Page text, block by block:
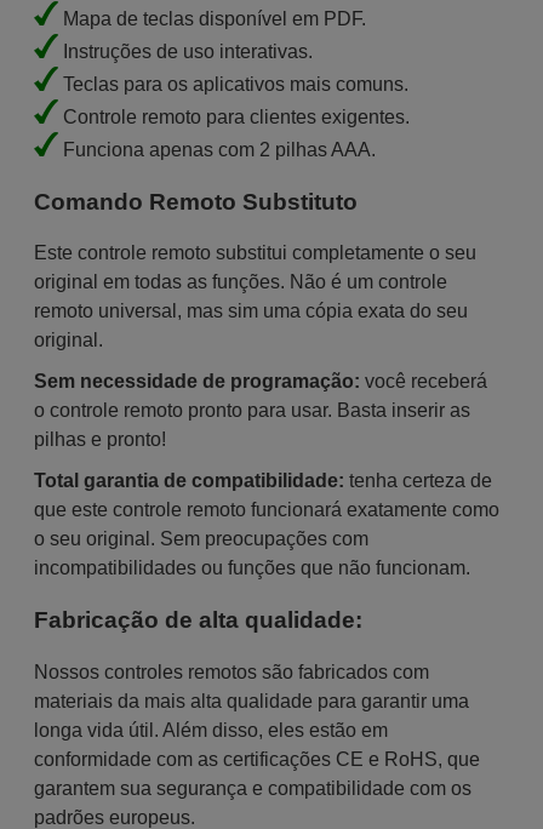
Mapa de teclas disponível em PDF.
Instruções de uso interativas.
Teclas para os aplicativos mais comuns.
Controle remoto para clientes exigentes.
Funciona apenas com 2 pilhas AAA.
Comando Remoto Substituto
Este controle remoto substitui completamente o seu
original em todas as funções. Não é um controle
remoto universal, mas sim uma cópia exata do seu
original.
Sem necessidade de programação: você receberá
o controle remoto pronto para usar. Basta inserir as
pilhas e pronto!
Total garantia de compatibilidade: tenha certeza de
que este controle remoto funcionará exatamente como
o seu original. Sem preocupações com
incompatibilidades ou funções que não funcionam.
Fabricação de alta qualidade:
Nossos controles remotos são fabricados com
materiais da mais alta qualidade para garantir uma
longa vida útil. Além disso, eles estão em
conformidade com as certificações CE e RoHS, que
garantem sua segurança e compatibilidade com os
padrões europeus.